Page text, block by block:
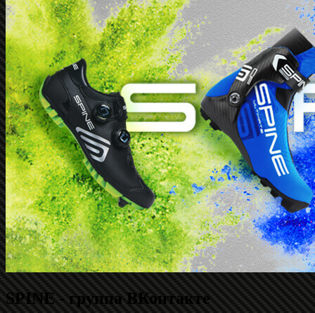
SPINE - группа ВКонтакте